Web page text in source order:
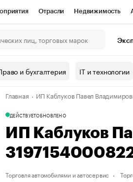
Отрасли Недвижимость
Спецпроекты Проверка контрагентов
валюты
и бухгалтерия IT и технологии
Главная ИП Каблуков Павел
ДЕЙСТВУЕТОБНОВЛЕНО
ИП Каблуков
Торговля автомобилями и автосервис